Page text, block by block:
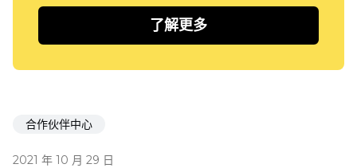
了解更多
合作伙伴中心
2021 年 10 月 29 日